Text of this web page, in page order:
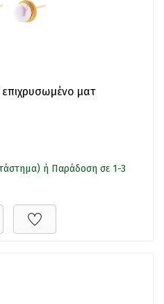
επιχρυσωμένο ματ
ή Παράδοση σε 1-3